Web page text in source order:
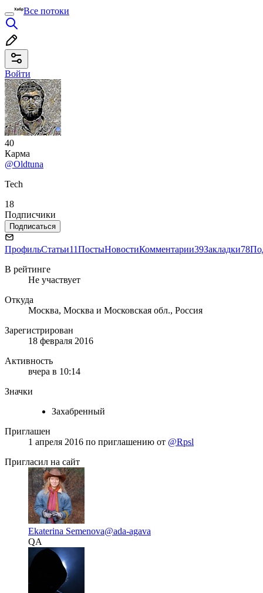
Все потоки
Войти
40
Карма
@Oldtuna
Tech
18
Подписчики
Подписаться
ПрофильСтатьи11ПостыНовостиКомментарии39Закладки78
В рейтинге
Не участвует
Откуда
Москва, Москва и Московская обл., Россия
Зарегистрирован
18 февраля 2016
Активность
вчера в 10:14
Значки
Захабренный
Приглашен
1 апреля 2016 по приглашению от @Rpsl
Пригласил на сайт
Ekaterina Semenova@ada-agava
QA